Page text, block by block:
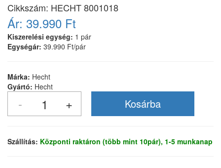
Cikkszám: HECHT 8001018
Ár: 39.990 Ft
Kiszerelési egység: 1 pár
Egységár: 39.990 Ft/pár
Márka: Hecht
Gyártó: Hecht
Szállítás: Központi raktáron (több mint 10pár), 1-5 munkanap